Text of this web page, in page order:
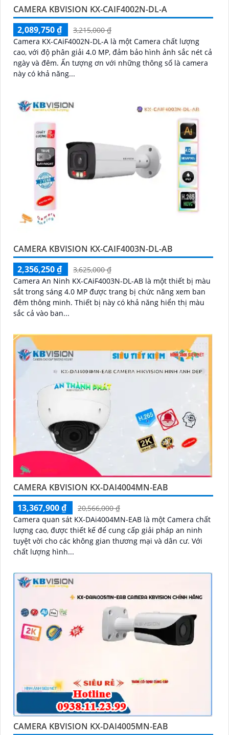
CAMERA KBVISION KX-CAIF4002N-DL-A
2,089,750 ₫
3,215,000 ₫
Camera KX-CAiF4002N-DL-A là một Camera chất lượng
cao, với độ phân giải 4.0 MP, đảm bảo hình ảnh sắc nét cả
ngày và đêm. Ấn tượng ơn với những thông số là camera
này có khả năng...
CAMERA KBVISION KX-CAIF4003N-DL-AB
2,356,250 ₫
3,625,000 ₫
Camera An Ninh KX-CAiF4003N-DL-AB là một thiết bị màu
sắt trong sáng 4.0 MP được trang bị chức năng xem ban
đêm thông minh. Thiết bị này có khả năng hiển thị màu
sắc cả vào ban...
CAMERA KBVISION KX-DAI4004MN-EAB
13,367,900 ₫
20,566,000 ₫
Camera quan sát KX-DAi4004MN-EAB là một Camera chất
lượng cao, được thiết kế để cung cấp giải pháp an ninh
tuyệt vời cho các không gian thương mại và dân cư. Với
chất lượng hình...
CAMERA KBVISION KX-DAI4005MN-EAB